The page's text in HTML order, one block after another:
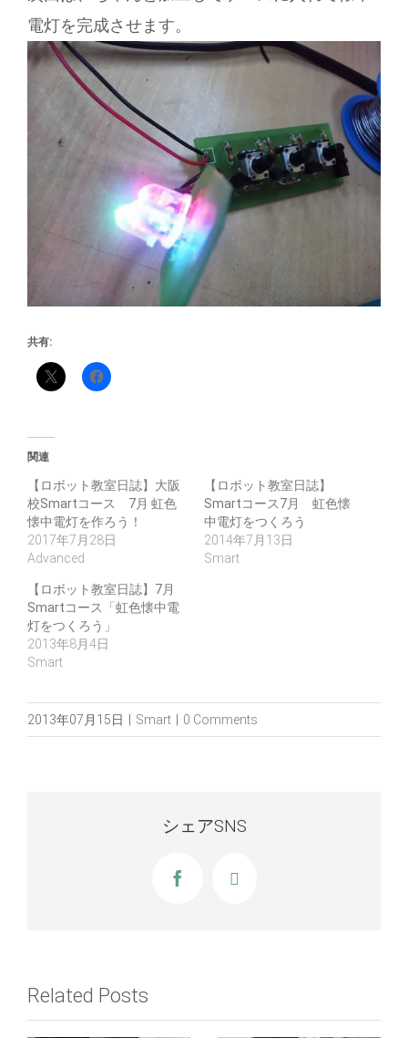
電灯を完成させます。
共有:
関連
【ロボット教室日誌】大阪
校Smartコース 7月 虹色
懐中電灯を作ろう！
2017年7月28日
Advanced
【ロボット教室日誌】
Smartコース7月 虹色懐
中電灯をつくろう
2014年7月13日
Smart
【ロボット教室日誌】7月
Smartコース「虹色懐中電
灯をつくろう」
2013年8月4日
Smart
2013年07月15日 Smart 0 Comments
シェアSNS
Facebook
X
Related Posts